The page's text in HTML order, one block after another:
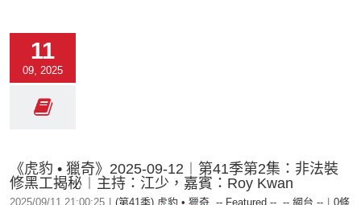
11
09, 2025
《虎豹 • 獵奇》2025-09-12︱第41季第2集：非法裝
修黑工揭秘︱主持：江少，嘉賓：Roy Kwan
2025/09/11 21:00:25 (第41季) 虎豹 • 獵奇, -- Featured --, -- 網台 --
0條